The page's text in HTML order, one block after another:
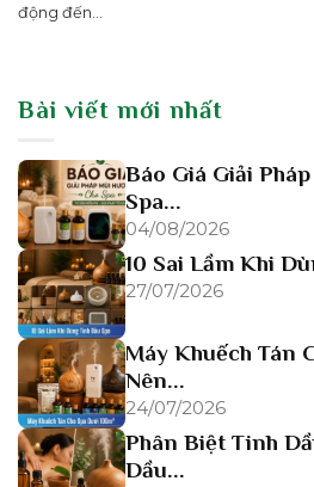
động đến...
Bài viết mới nhất
Báo Giá Giải
Spa...
04/08/2026
10 Sai Lầm Khi
27/07/2026
Máy Khuếch Tán
Nên...
24/07/2026
Phân Biệt Tinh
Dầu...